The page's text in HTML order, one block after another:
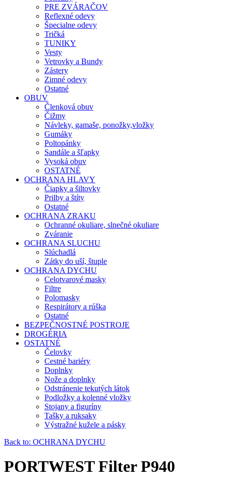
PRE ZVÁRAČOV
Reflexné odevy
Špecialne odevy
Tričká
TUNIKY
Vesty
Vetrovky a Bundy
Zástery
Zimné odevy
Ostatné
OBUV
Členková obuv
Čižmy
Návleky, gamaše, ponožky,vložky
Gumáky
Poltopánky
Sandále a šľapky
Vysoká obuv
OSTATNÉ
OCHRANA HLAVY
Čiapky a šiltovky
Prilby a štíty
Ostatné
OCHRANA ZRAKU
Ochranné okuliare, slnečné okuliare
Zváranie
OCHRANA SLUCHU
Slúchadlá
Zátky do uší, štuple
OCHRANA DYCHU
Celotvarové masky
Filtre
Polomasky
Respirátory a rúška
Ostatné
BEZPEČNOSTNÉ POSTROJE
DROGÉRIA
OSTATNÉ
Čelovky
Cestné bariéry
Doplnky
Nože a doplnky
Odstránenie tekutých látok
Podložky a kolenné vložky
Stojany a figuríny
Tašky a ruksaky
Výstražné kužele a pásky
Back to: OCHRANA DYCHU
PORTWEST Filter P940